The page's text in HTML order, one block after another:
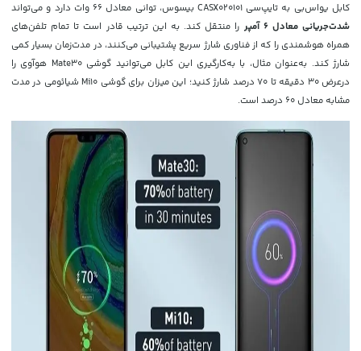
کابل یواس‌بی به تایپ‌سی CASX020101 بیسوس، توانی معادل 66 وات دارد و می‌تواند
شدت‌جریانی معادل 6 آمپر
را منتقل کند. به این ترتیب قادر است تا تمام تلفن‌های
همراه هوشمندی را که از فناوری شارژ سریع پشتیبانی می‌کنند، در مدت‌زمان بسیار کمی
شارژ کند. به‌عنوان مثال، با به‌کارگیری این کابل می‌توانید گوشی Mate30 هوآوی را
درعرض 30 دقیقه تا 70 درصد شارژ کنید؛ این میزان برای گوشی Mi10 شیائومی در مدت
مشابه معادل 60 درصد است.